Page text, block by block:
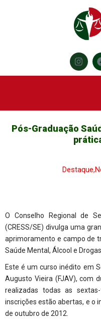
Pós-Graduação
Destaque,
O Conselho Regional de
(CRESS/SE) divulga uma
aprimoramento e campo de
Saúde Mental, Álcool e
Este é um curso inédito em
Augusto Vieira (FJAV), com
realizadas todas as
inscrições estão abertas, e o
de outubro de 2012.